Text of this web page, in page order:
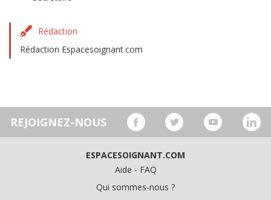
Rédaction
Rédaction Espacesoignant.com
REJOIGNEZ-NOUS
ESPACESOIGNANT.COM
Aide - FAQ
Qui sommes-nous ?